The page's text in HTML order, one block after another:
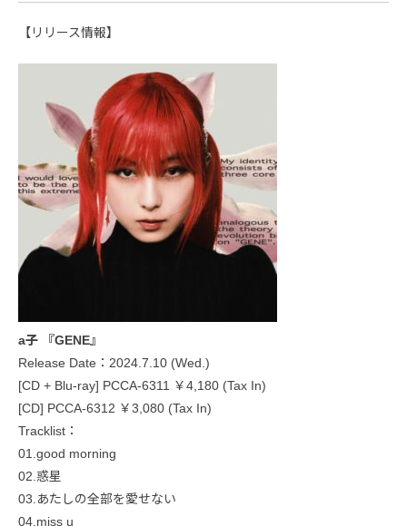
【リリース情報】
a子 『GENE』
Release Date：2024.7.10 (Wed.)
[CD + Blu-ray] PCCA-6311 ￥4,180 (Tax In)
[CD] PCCA-6312 ￥3,080 (Tax In)
Tracklist：
01.good morning
02.惑星
03.あたしの全部を愛せない
04.miss u